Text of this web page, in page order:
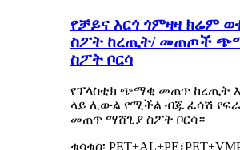
የቻይና እርጎ ጎምዛዛ ክሬም
ስፖት ከረጢት/ መጠጦች
ስፖት ቦርሳ
የፕላስቲክ ጭማቂ መጠጥ ከረጢት
ላይ ሊውል የሚችል ብጁ ፈሳሽ
መጠጥ ማሸጊያ ስፖት ቦርሳ።
ቁሳቁስ፡